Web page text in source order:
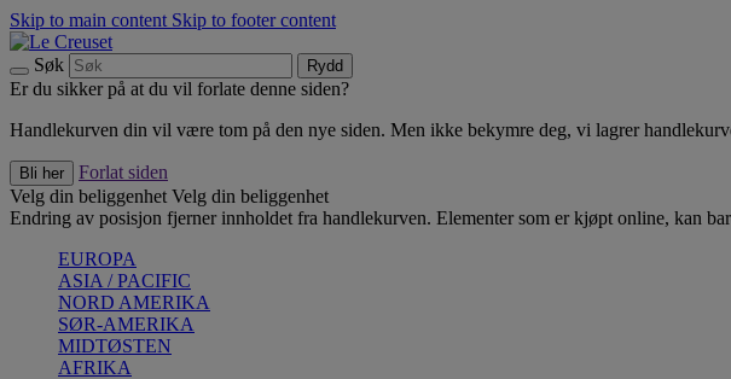
Skip to main content Skip to footer content
Søk Rydd
Er du sikker på at du vil forlate denne siden?
Handlekurven din vil være tom på den nye siden. Men ikke bekymre deg, vi lagrer
Bli her
Forlat siden
Velg din beliggenhet Velg din beliggenhet
Endring av posisjon fjerner innholdet fra handlekurven. Elementer som er kjøpt online, kan
EUROPA
ASIA / PACIFIC
NORD AMERIKA
SØR-AMERIKA
MIDTØSTEN
AFRIKA